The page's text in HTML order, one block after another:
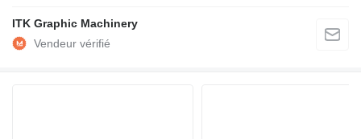
ITK Graphic Machinery